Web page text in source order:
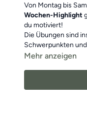
Von Montag bis
Wochen-Highlight
du motiviert!
Die Übungen sind
Schwerpunkten
bewegliches Leben
Training verpasst,
Mehr anzeigen